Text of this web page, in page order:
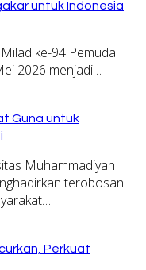
untuk Indonesia
ke-94 Pemuda
2026 menjadi…
Guna untuk
Muhammadiyah
terobosan
Perkuat